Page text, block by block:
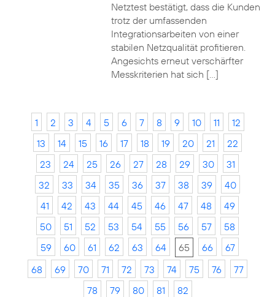
Netztest bestätigt, dass die Kunden
trotz der umfassenden
Integrationsarbeiten von einer
stabilen Netzqualität profitieren.
Angesichts erneut verschärfter
Messkriterien hat sich […]
1 2 3 4 5 6 7 8 9 10 11
12
13
14 15 16 17 18 19 20 21
22
23
24 25 26 27 28 29 30
31
32
33 34 35 36 37 38 39
40
41
42 43 44 45 46 47 48
49
50
51 52 53 54 55 56 57
58
59
60 61 62 63 64 65 66
67
68
69 70 71 72 73 74 75 76
77
78
79 80 81 82